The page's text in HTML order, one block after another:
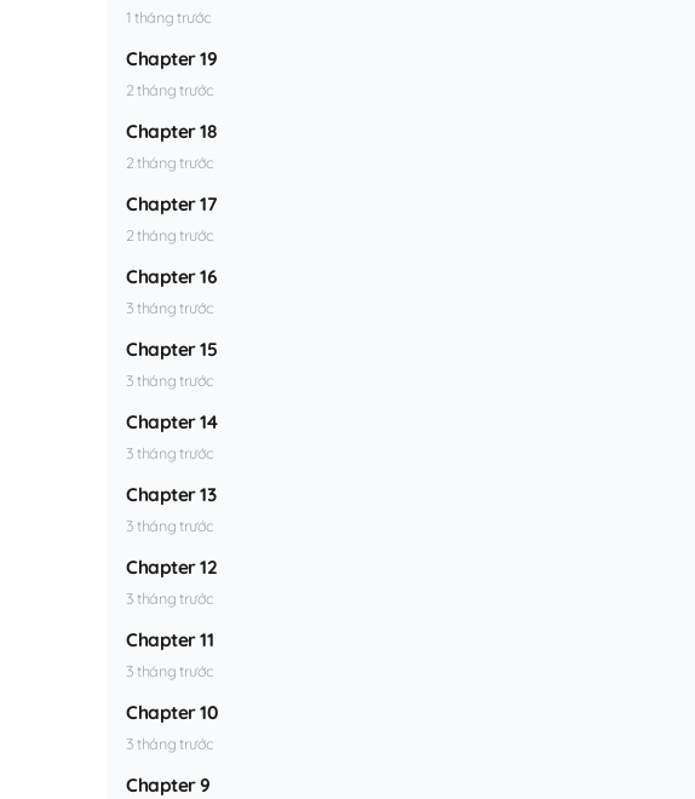
1 tháng trước
Chapter 19
2 tháng trước
Chapter 18
2 tháng trước
Chapter 17
2 tháng trước
Chapter 16
3 tháng trước
Chapter 15
3 tháng trước
Chapter 14
3 tháng trước
Chapter 13
3 tháng trước
Chapter 12
3 tháng trước
Chapter 11
3 tháng trước
Chapter 10
3 tháng trước
Chapter 9